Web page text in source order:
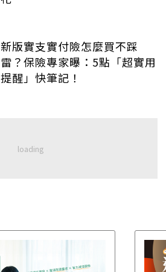
新版實支實付險怎麼買不踩
雷？保險專家曝：5點「超實用
提醒」快筆記！